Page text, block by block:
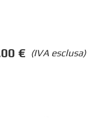
(IVA esclusa)
€